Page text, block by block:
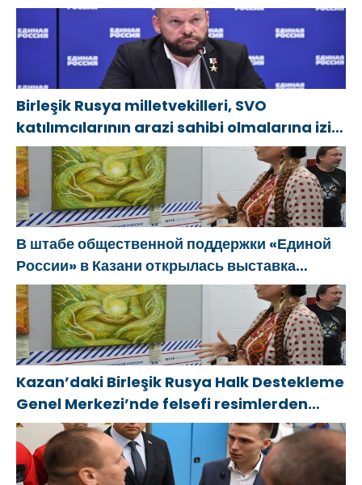
Birleşik Rusya milletvekilleri, SVO
katılımcılarının arazi sahibi olmalarına izin
verecek yasal düzenlemeler üzerinde
çalışacaklar
В штабе общественной поддержки «Единой
России» в Казани открылась выставка
философской живописи
Kazan’daki Birleşik Rusya Halk Destekleme
Genel Merkezi’nde felsefi resimlerden
oluşan bir sergi açıldı